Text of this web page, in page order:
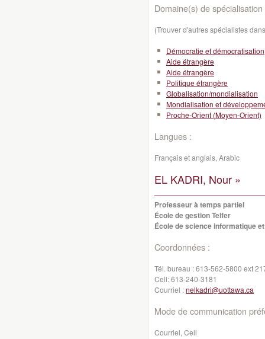
Domaine(s) de spécialisation
(Trouver d'autres spécialistes
Démocratie et démocratisation
Aide étrangère
Aide étrangère
Politique étrangère
Globalisation/mondialisation
Mondialisation et
Proche-Orient (Moyen-Orient)
Langues :
Français et anglais, Arabic
EL KADRI, Nour »
Professeur à temps partiel
École de gestion Telfer
École de science informatique
Coordonnées :
Tél. bureau :613-562-5800 ext
Cell:613-240-3181
Courriel :nelkadri@uottawa.ca
Mode de communication
Courriel, Cell